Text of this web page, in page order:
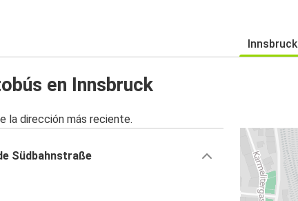
Innsbruck
en Innsbruck
la dirección más reciente.
Südbahnstraße